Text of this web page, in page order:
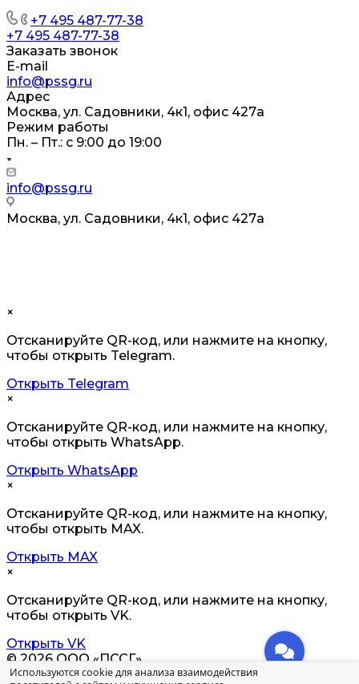
+7 495 487-77-38
+7 495 487-77-38
Заказать звонок
E-mail
info@pssg.ru
Адрес
Москва, ул. Садовники, 4к1, офис 427а
Режим работы
Пн. – Пт.: с 9:00 до 19:00
info@pssg.ru
Москва, ул. Садовники, 4к1, офис 427а
×
Отсканируйте QR-код, или нажмите на кнопку,
чтобы открыть Telegram.
Открыть Telegram
×
Отсканируйте QR-код, или нажмите на кнопку,
чтобы открыть WhatsApp.
Открыть WhatsApp
×
Отсканируйте QR-код, или нажмите на кнопку,
чтобы открыть MAX.
Открыть MAX
×
Отсканируйте QR-код, или нажмите на кнопку,
чтобы открыть VK.
Открыть VK
© 2026 ООО «ПССГ»
Не является публичной офертой
Используются cookie для анализа взаимодействия